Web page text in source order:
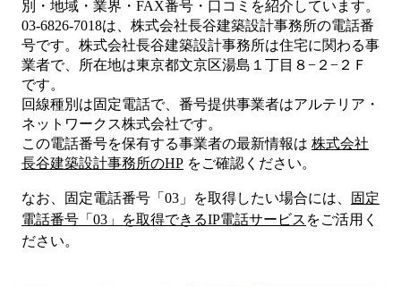
別・地域・業界・FAX番号・口コミを紹介しています。
03-6826-7018は、 株式会社長谷建築設計事務所の電話番
号です。 株式会社長谷建築設計事務所は住宅に関わる事
業者で、所在地は東京都文京区湯島１丁目８−２−２Ｆ
です。
回線種別は固定電話で、番号提供事業者はアルテリア・
ネットワークス株式会社です。
この電話番号を保有する事業者の最新情報は 株式会社
長谷建築設計事務所のHP をご確認ください。
なお、固定電話番号「 03 」を取得したい場合には、
固定
電話番号「 03 」を取得できるIP電話サービス をご活用く
ださい。